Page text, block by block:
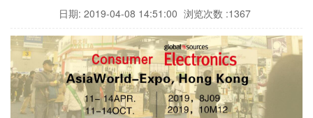
日期: 2019-04-08 14:51:00 浏览次数 :1367